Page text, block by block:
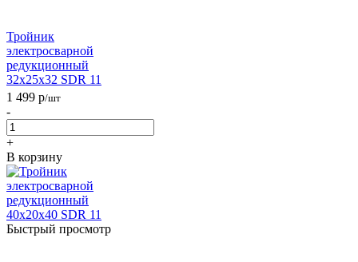
Тройник
электросварной
редукционный
32х25х32 SDR 11
1 499 р/шт
-
+
В корзину
Быстрый просмотр